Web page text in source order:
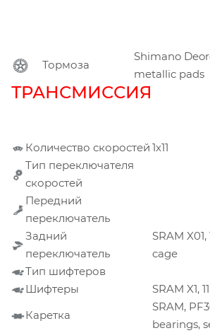
Тормоза
Shimano
metallic pads
ТРАНСМИССИЯ
Количество скоростей 1х11
Тип переключателя
скоростей
Передний
переключатель
Задний
переключатель
SRAM
cage
Тип шифтеров
Шифтеры
SRAM X1,
Каретка
SRAM,
bearings,